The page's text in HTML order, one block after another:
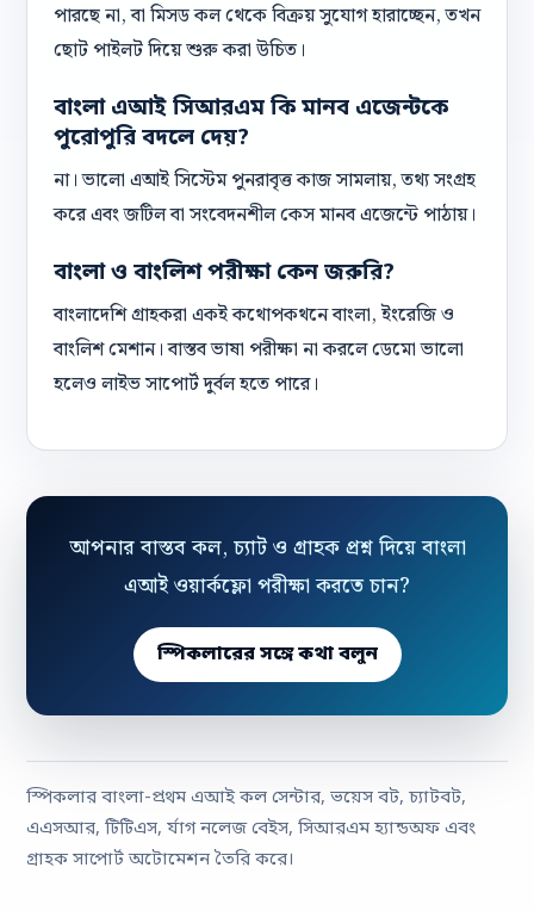
পারছে না, বা মিসড কল থেকে বিক্রয় সুযোগ হারাচ্ছেন, তখন
ছোট পাইলট দিয়ে শুরু করা উচিত।
বাংলা এআই সিআরএম কি মানব এজেন্টকে
পুরোপুরি বদলে দেয়?
না। ভালো এআই সিস্টেম পুনরাবৃত্ত কাজ সামলায়, তথ্য সংগ্রহ
করে এবং জটিল বা সংবেদনশীল কেস মানব এজেন্টে পাঠায়।
বাংলা ও বাংলিশ পরীক্ষা কেন জরুরি?
বাংলাদেশি গ্রাহকরা একই কথোপকথনে বাংলা, ইংরেজি ও
বাংলিশ মেশান। বাস্তব ভাষা পরীক্ষা না করলে ডেমো ভালো
হলেও লাইভ সাপোর্ট দুর্বল হতে পারে।
আপনার বাস্তব কল, চ্যাট ও গ্রাহক প্রশ্ন দিয়ে বাংলা
এআই ওয়ার্কফ্লো পরীক্ষা করতে চান?
স্পিকলারের সঙ্গে কথা বলুন
স্পিকলার বাংলা-প্রথম এআই কল সেন্টার, ভয়েস বট, চ্যাটবট,
এএসআর, টিটিএস, র্যাগ নলেজ বেইস, সিআরএম হ্যান্ডঅফ এবং
গ্রাহক সাপোর্ট অটোমেশন তৈরি করে।